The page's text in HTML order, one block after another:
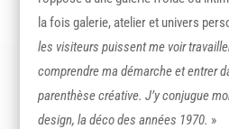
la fois galerie, atelier et univers
les visiteurs puissent me voir
comprendre ma démarche et entrer
parenthèse créative. J’y conjugue
design, la déco des années 1970. »